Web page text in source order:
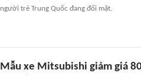
người trẻ Trung Quốc đang đối mặt.
Mẫu xe Mitsubishi giảm giá